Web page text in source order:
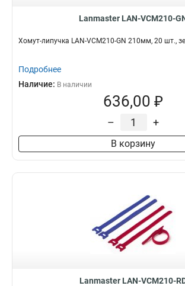
Lanmaster LAN-VCM210-
Хомут-липучка LAN-VCM210-GN 210мм, 20 шт.,
Подробнее
Наличие: В наличии
636,00 ₽
– +
В корзину
Lanmaster LAN-VCM210-